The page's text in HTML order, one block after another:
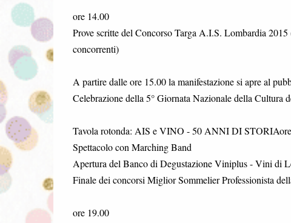
ore 14.00
Prove scritte del Concorso Targa A.I.S. Lombardia
concorrenti)
A partire dalle ore 15.00 la manifestazione si apre al
Celebrazione della 5° Giornata Nazionale della Cultura
Tavola rotonda: AIS e VINO - 50 ANNI DI
Spettacolo con Marching Band
Apertura del Banco di Degustazione Viniplus - Vini di
Finale dei concorsi Miglior Sommelier Professionista
ore 19.00